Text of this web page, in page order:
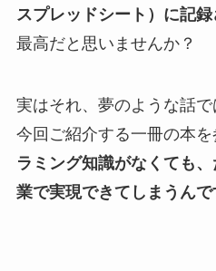
スプレッドシート）に記
最高だと思いませんか？
実はそれ、夢のような話で
今回ご紹介する一冊の本を
ラミング知識がなくても
業で実現できてしまうんで